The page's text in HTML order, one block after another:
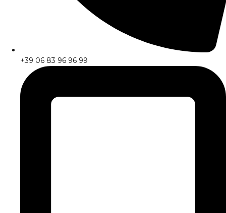
+39 06 83 96 96 99